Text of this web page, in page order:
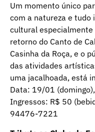
Um momento único
com a natureza e tudo
cultural
retorno do Canto de
Casinha da Roça, e o
das atividades
uma jacalhoada, está
Data: 19/01
Ingressos: R$ 50
94476-7221